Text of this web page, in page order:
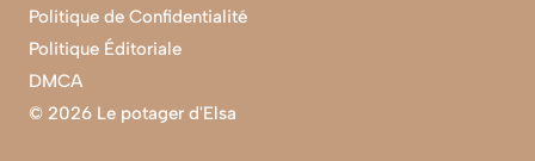
© 2026 Le potager d'Elsa
Politique de Confidentialité
Politique Éditoriale
DMCA